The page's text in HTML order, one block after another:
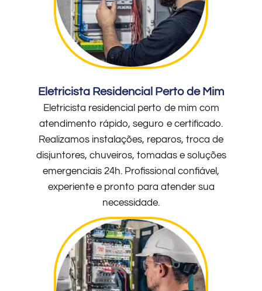
Eletricista Residencial Perto de Mim
Eletricista residencial perto de mim com
atendimento rápido, seguro e certificado.
Realizamos instalações, reparos, troca de
disjuntores, chuveiros, tomadas e soluções
emergenciais 24h. Profissional confiável,
experiente e pronto para atender sua
necessidade.